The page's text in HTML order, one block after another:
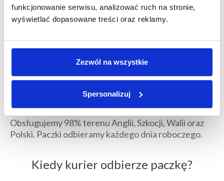
funkcjonowanie serwisu, analizować ruch na stronie,
wyświetlać dopasowane treści oraz reklamy.
Zezwól na wszystkie
Spersonalizuj
Czy muszę wypełnić dokumenty
Nie musisz, wystarczy że wypełnisz prosty
formularz. Poprowadzimy Cię krok po kroku.
Jakie rejony obsługujecie?
Obsługujemy 98% terenu Anglii, Szkocji, Walii oraz
Polski. Paczki odbieramy każdego dnia roboczego.
Kiedy kurier odbierze paczkę?